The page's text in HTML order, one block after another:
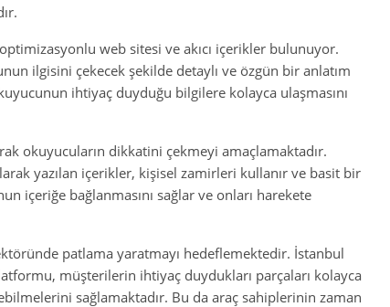
optimizasyonlu web sitesi ve akıcı içerikler bulunuyor.
ilgisini çekecek şekilde detaylı ve özgün bir anlatım
ihtiyaç duyduğu bilgilere kolayca ulaşmasını
okuyucuların dikkatini çekmeyi amaçlamaktadır.
yazılan içerikler, kişisel zamirleri kullanır ve basit bir
içeriğe bağlanmasını sağlar ve onları harekete
patlama yaratmayı hedeflemektedir. İstanbul
müşterilerin ihtiyaç duydukları parçaları kolayca
sağlamaktadır. Bu da araç sahiplerinin zaman